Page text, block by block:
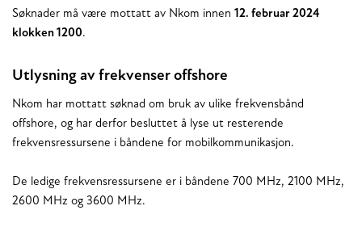
Søknader må være mottatt av Nkom innen 12. februar 2024
klokken 1200.
Utlysning av frekvenser offshore
Nkom har mottatt søknad om bruk av ulike frekvensbånd
offshore, og har derfor besluttet å lyse ut resterende
frekvensressursene i båndene for mobilkommunikasjon.
De ledige frekvensressursene er i båndene 700 MHz, 2100 MHz,
2600 MHz og 3600 MHz.